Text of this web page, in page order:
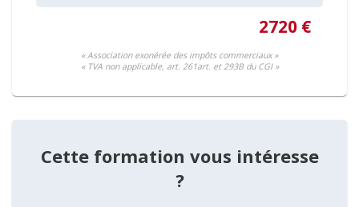
2720 €
« Association exonérée des impôts commerciaux »
« TVA non applicable, art. 261art. et 293B du CGI »
Cette formation vous intéresse
?